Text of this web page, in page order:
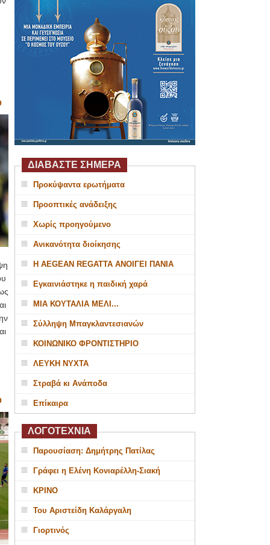
ΔΙΑΒΑΣΤΕ ΣΗΜΕΡΑ
Προκύψαντα ερωτήματα
Προοπτικές ανάδειξης
Χωρίς προηγούμενο
Ανικανότητα διοίκησης
Η AEGEAN REGATTA ΑΝΟΙΓΕΙ ΠΑΝΙΑ
Εγκαινιάστηκε η παιδική χαρά
ΜΙΑ ΚΟΥΤΑΛΙΑ ΜΕΛΙ...
Σύλληψη Μπαγκλαντεσιανών
ΚΟΙΝΩΝΙΚΟ ΦΡΟΝΤΙΣΤΗΡΙΟ
ΛΕΥΚΗ ΝΥΧΤΑ
Στραβά κι Ανάποδα
Επίκαιρα
ΛΟΓΟΤΕΧΝΙΑ
Παρουσίαση: Δημήτρης Πατίλας
Γράφει η Ελένη Κονιαρέλλη-Σιακή
ΚΡΙΝΟ
Του Αριστείδη Καλάργαλη
Γιορτινός